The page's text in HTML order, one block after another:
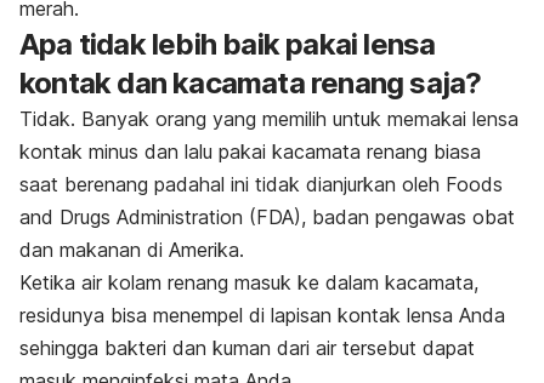
merah.
Apa tidak lebih baik pakai lensa
kontak dan kacamata renang saja?
Tidak. Banyak orang yang memilih untuk memakai lensa
kontak minus dan lalu pakai kacamata renang biasa
saat berenang padahal ini tidak dianjurkan oleh Foods
and Drugs Administration (FDA), badan pengawas obat
dan makanan di Amerika.
Ketika air kolam renang masuk ke dalam kacamata,
residunya bisa menempel di lapisan kontak lensa Anda
sehingga bakteri dan kuman dari air tersebut dapat